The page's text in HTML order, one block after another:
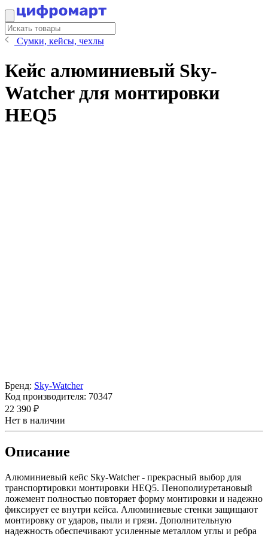
Сумки, кейсы, чехлы
Кейс алюминиевый Sky-
Watcher для монтировки
HEQ5
Бренд: Sky-Watcher
Код производителя: 70347
22 390 ₽
Нет в наличии
Описание
Алюминиевый кейс Sky-Watcher - прекрасный выбор для
транспортировки монтировки HEQ5. Пенополиуретановый
ложемент полностью повторяет форму монтировки и надежно
фиксирует ее внутри кейса. Алюминиевые стенки защищают
монтировку от ударов, пыли и грязи. Дополнительную
надежность обеспечивают усиленные металлом углы и ребра